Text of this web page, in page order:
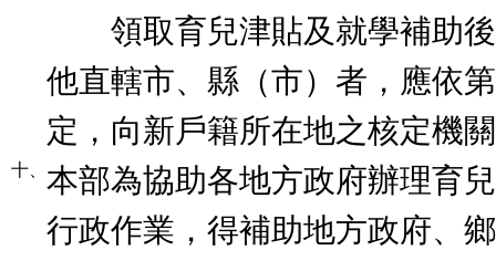
領取育兒津貼及就學補助後
他直轄市、縣（市）者，應依
定，向新戶籍所在地之核定機
十、 本部為協助各地方政府辦理育
行政作業，得補助地方政府、